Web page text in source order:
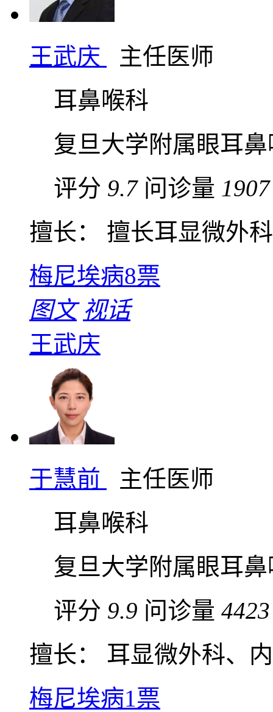
王武庆
主任医师
耳鼻喉科
复旦大学附属眼耳
评分 9.7 问诊量 1907
擅长： 擅长耳显微外
梅尼埃病8票
图文 视话
王武庆
于慧前
主任医师
耳鼻喉科
复旦大学附属眼耳
评分 9.9 问诊量 4423
擅长： 耳显微外科、
梅尼埃病1票